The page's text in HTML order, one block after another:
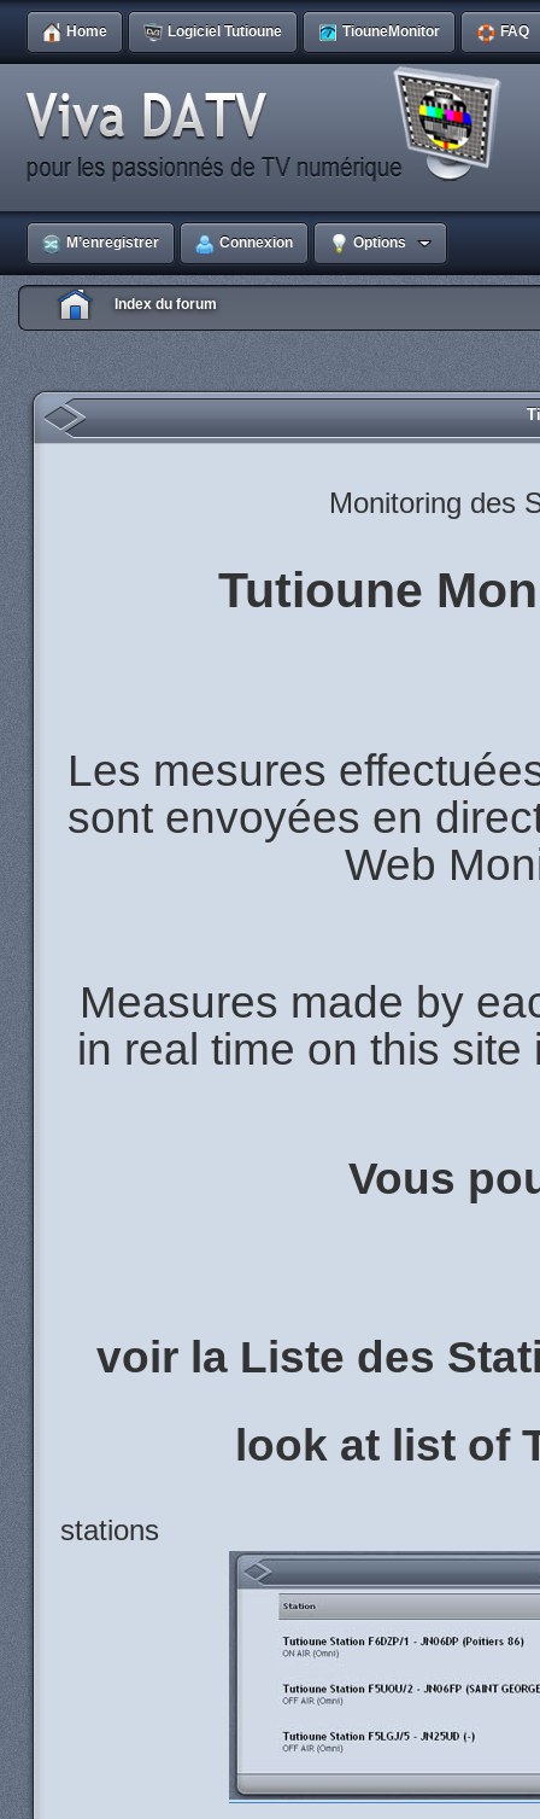
Home Logiciel Tutioune TiouneMonitor FAQ
M’enregistrer Connexion Options
Index du forum
Monitoring des
Tutioune
Les mesures
sont envoyées en
Web
Measures made by
in real time on this
Vous
voir la Liste des
look at list of
stations